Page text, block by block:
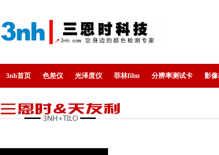
3nh首页 色差仪 光泽度仪 菲林film 分辨率测试卡 影